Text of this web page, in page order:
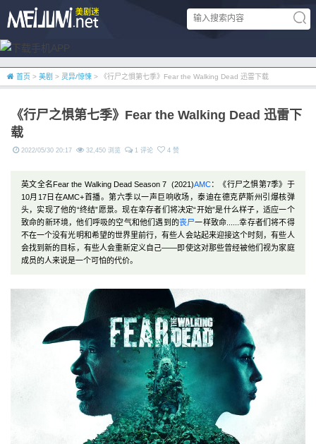
首页 > 美剧 > 灵异/惊悚 > 《行尸之惧第七季》Fear the Walking Dead 迅雷下载
《行尸之惧第七季》Fear the Walking Dead 迅雷下
载
2022/05/30 20:17 32,450 浏览 1 评论 4 赞
英文全名Fear the Walking Dead Season 7 (2021)AMC：《行尸之惧第7季》于
10月17日在AMC+首播。第六季以一声巨响收场，泰迪在德克萨斯州引爆核弹
头，实现了他的“终结”愿景。现在幸存者们将决定“开始”是什么样子，适应一个
致命的新环境，他们呼吸的空气和他们遇到的丧尸一样致命......幸存者们将不得
不在一个没有光明和希望的世界里前行，有些人会站起来迎接这个时刻，有些人
会找到新的目标，有些人会重新定义自己——即使这对那些曾经被他们视为家庭
成员的人来说是一个可怕的代价。